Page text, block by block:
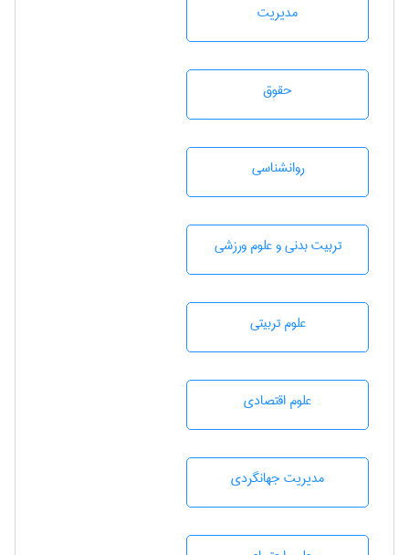
مديريت
حقوق
روانشناسی
تربيت بدنی و علوم ورزشی
علوم تربيتی
علوم اقتصادی
مديريت جهانگردی